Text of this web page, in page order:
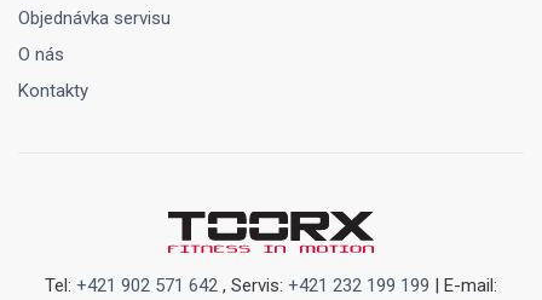
Objednávka servisu
O nás
Kontakty
Tel: +421 902 571 642 , Servis: +421 232 199 199 | E-mail: